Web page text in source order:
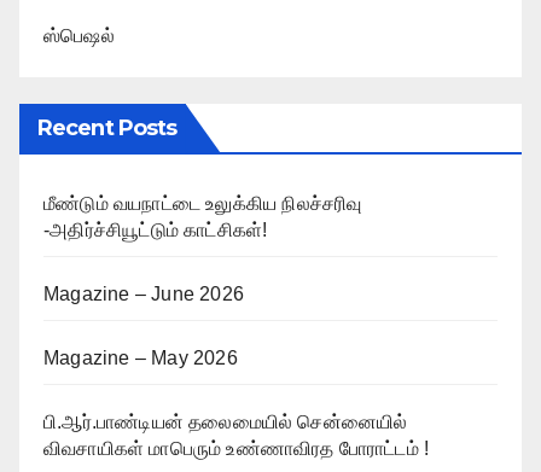
ஸ்பெஷல்
Recent Posts
மீண்டும் வயநாட்டை உலுக்கிய நிலச்சரிவு
-அதிர்ச்சியூட்டும் காட்சிகள்!
Magazine – June 2026
Magazine – May 2026
பி.ஆர்.பாண்டியன் தலைமையில் சென்னையில்
விவசாயிகள் மாபெரும் உண்ணாவிரத போராட்டம் !